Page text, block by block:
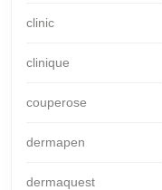
clinic
clinique
couperose
dermapen
dermaquest